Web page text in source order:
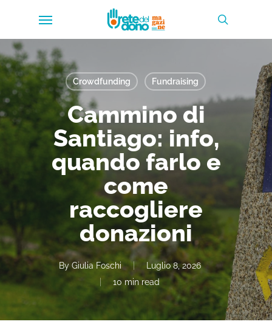
main
content
search
Crowdfunding Fundraising
Cammino di
Santiago: info,
quando farlo e
come
raccogliere
donazioni
By Giulia Foschi
Luglio 8, 2026
10 min read